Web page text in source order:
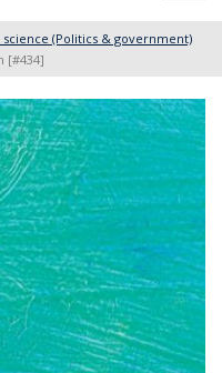
science (Politics & government)
[#434]